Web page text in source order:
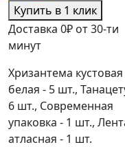
Купить в 1 клик
Доставка 0₽ от 30-ти
минут
Хризантема кустовая
белая - 5 шт.,
6 шт., Современная
упаковка - 1 шт.,
атласная - 1 шт.